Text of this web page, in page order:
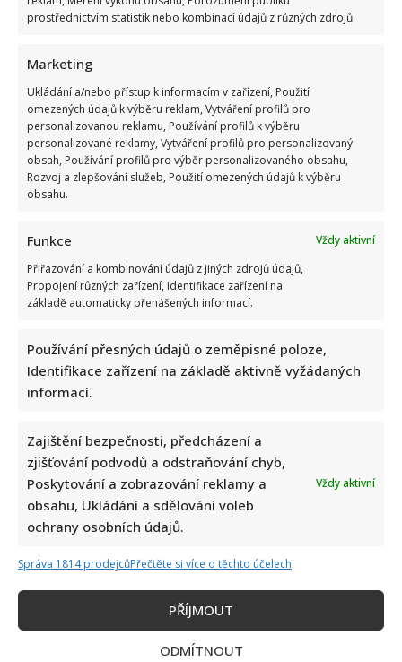
prostřednictvím statistik nebo kombinací údajů z různých zdrojů.
Marketing
Ukládání a/nebo přístup k informacím v zařízení, Použití
omezených údajů k výběru reklam, Vytváření profilů pro
personalizovanou reklamu, Používání profilů k výběru
personalizované reklamy, Vytváření profilů pro personalizovaný
obsah, Používání profilů pro výběr personalizovaného obsahu,
Rozvoj a zlepšování služeb, Použití omezených údajů k výběru
obsahu.
Funkce
Vždy aktivní
Přiřazování a kombinování údajů z jiných zdrojů údajů,
Propojení různých zařízení, Identifikace zařízení na
základě automaticky přenášených informací.
Používání přesných údajů o zeměpisné poloze,
Identifikace zařízení na základě aktivně vyžádaných
informací.
Zajištění bezpečnosti, předcházení a
zjišťování podvodů a odstraňování chyb,
Poskytování a zobrazování reklamy a
obsahu, Ukládání a sdělování voleb
ochrany osobních údajů.
Vždy aktivní
Správa 1814 prodejcůPřečtěte si více o těchto účelech
PŘÍJMOUT
ODMÍTNOUT
Komedie Na samotě u lesa slaví 50 let: Příběhy z jejího
natáčení pobaví fanoušky i dnes
Skutečná jména slavných českých osobností: Michal David i
Marek Ztracený učinili dobré rozhodnutí
Test znalostí přírodopisu ze 7. třídy základní školy: 10
otázek ukáže, kdo dával pozor